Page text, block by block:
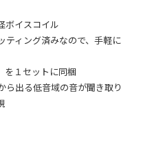
ボイスコイル
ィング済みなので、手軽に
１セットに同梱
出る低音域の音が聞き取り